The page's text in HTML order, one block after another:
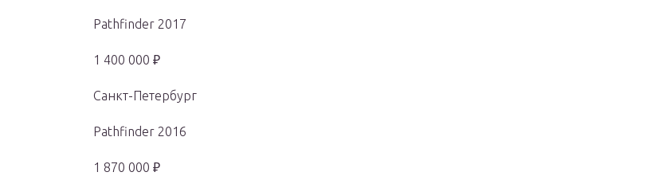
Pathfinder 2017
1 400 000 ₽
Санкт-Петербург
Pathfinder 2016
1 870 000 ₽